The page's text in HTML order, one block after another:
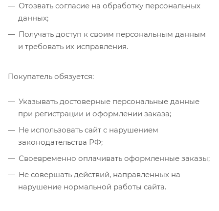
Отозвать согласие на обработку персональных
данных;
Получать доступ к своим персональным данным
и требовать их исправления.
Покупатель обязуется:
Указывать достоверные персональные данные
при регистрации и оформлении заказа;
Не использовать сайт с нарушением
законодательства РФ;
Своевременно оплачивать оформленные заказы;
Не совершать действий, направленных на
нарушение нормальной работы сайта.